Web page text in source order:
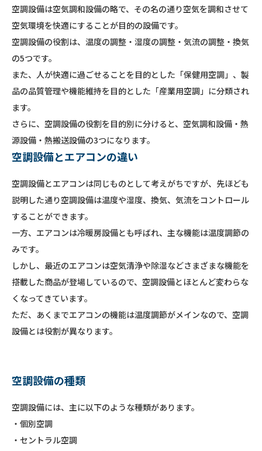
空調設備は空気調和設備の略で、その名の通り空気を調和させて
空気環境を快適にすることが目的の設備です。
空調設備の役割は、温度の調整・湿度の調整・気流の調整・換気
の5つです。
また、人が快適に過ごせることを目的とした「保健用空調」、製
品の品質管理や機能維持を目的とした「産業用空調」に分類され
ます。
さらに、空調設備の役割を目的別に分けると、空気調和設備・熱
源設備・熱搬送設備の3つになります。
空調設備とエアコンの違い
空調設備とエアコンは同じものとして考えがちですが、先ほども
説明した通り空調設備は温度や湿度、換気、気流をコントロール
することができます。
一方、エアコンは冷暖房設備とも呼ばれ、主な機能は温度調節の
みです。
しかし、最近のエアコンは空気清浄や除湿などさまざまな機能を
搭載した商品が登場しているので、空調設備とほとんど変わらな
くなってきています。
ただ、あくまでエアコンの機能は温度調節がメインなので、空調
設備とは役割が異なります。
空調設備の種類
空調設備には、主に以下のような種類があります。
・個別空調
・セントラル空調